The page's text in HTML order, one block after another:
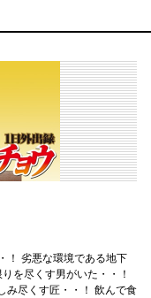
！ 劣悪な環境である地下
を尽くす男がいた・・！
み尽くす匠・・！ 飲んで食